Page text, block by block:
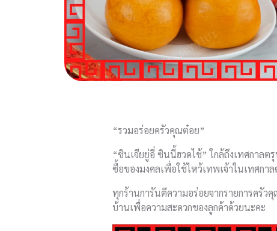
“รวมอร่อยครัวคุณต๋อย”
“ซินเจียยู่อี่ ซินนี้ฮวดไช้” ใกล้ถึงเทศกาล
ซื้อของมงคลเพื่อใช้ไหว้เทพเจ้าในเทศกา
ทุกร้านการันตีความอร่อยจากรายการครัว
บ้านเพื่อความสะดวกของลูกค้าด้วยนะคะ